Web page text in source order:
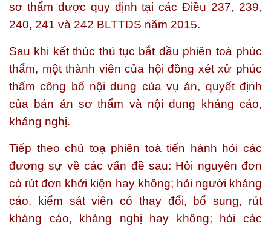
sơ thẩm được quy định tại các Điều 237, 239,
240, 241 và 242 BLTTDS năm 2015.
Sau khi kết thúc thủ tục bắt đầu phiên toà phúc
thẩm, một thành viên của hội đồng xét xử phúc
thẩm công bố nội dung của vụ án, quyết định
của bán án sơ thẩm và nội dung kháng cáo,
kháng nghị.
Tiếp theo chủ toạ phiên toà tiến hành hỏi các
đương sự về các vấn đề sau: Hỏi nguyên đơn
có rút đơn khởi kiện hay không; hỏi người kháng
cáo, kiểm sát viên có thay đổi, bổ sung, rút
kháng cáo, kháng nghị hay không; hỏi các